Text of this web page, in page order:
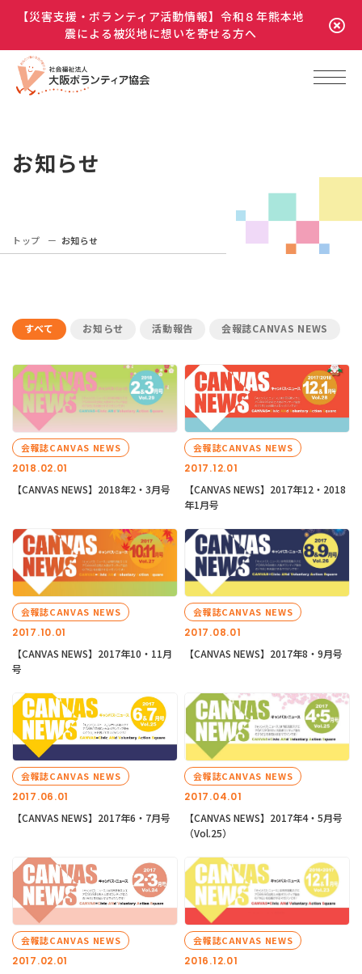
【災害支援・ボランティア活動情報】令和８年熊本地
震による被災地に想いを寄せる方へ
お知らせ
トップ お知らせ
すべて お知らせ 活動報告 会報誌CANVAS NEWS
2018.02.01
会報誌CANVAS NEWS
【CANVAS NEWS】2018年2・3月号
2017.12.01
会報誌CANVAS NEWS
【CANVAS NEWS】2017年12・2018
年1月号
2017.10.01
会報誌CANVAS NEWS
【CANVAS NEWS】2017年10・11月
号
2017.08.01
会報誌CANVAS NEWS
【CANVAS NEWS】2017年8・9月号
2017.06.01
会報誌CANVAS NEWS
【CANVAS NEWS】2017年6・7月号
2017.04.01
会報誌CANVAS NEWS
【CANVAS NEWS】2017年4・5月号
（Vol.25）
2017.02.01
会報誌CANVAS NEWS
2016.12.01
会報誌CANVAS NEWS